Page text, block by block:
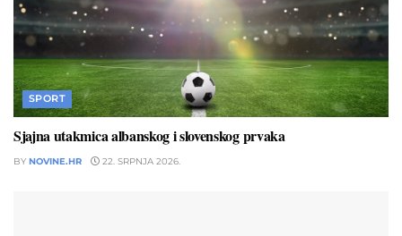
SPORT
Sjajna utakmica albanskog i slovenskog prvaka
BY NOVINE.HR 22. SRPNJA 2026.